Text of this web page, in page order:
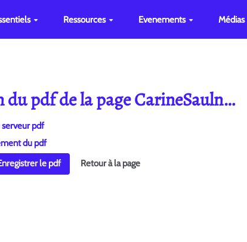
Ressources Evenements Médias
du pdf de la page CarineSauln…
pdf
du pdf
le pdf Retour à la page